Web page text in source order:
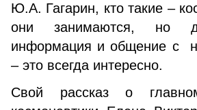
Ю.А. Гагарин, кто такие –
они занимаются, но
информация и общение с
– это всегда интересно.
Свой рассказ о